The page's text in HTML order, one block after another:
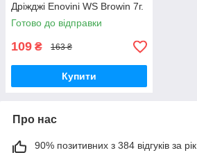
Дріжджі Enovini WS Browin 7г.
Готово до відправки
109 ₴ 163 ₴
Купити
Про нас
90% позитивних з 384 відгуків за рік